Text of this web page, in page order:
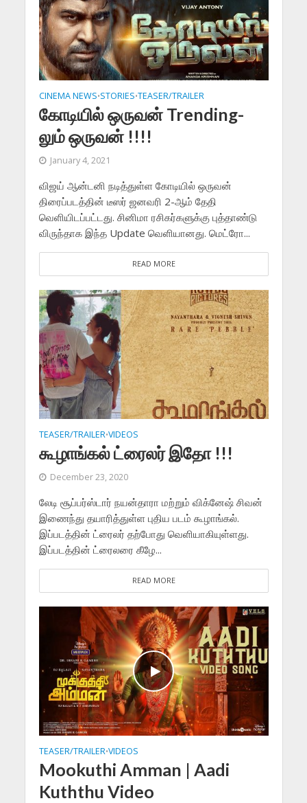
CINEMA NEWS•STORIES•TEASER/TRAILER
கோடியில் ஒருவன் Trending-
லும் ஒருவன் !!!!
January 4, 2021
விஜய் ஆன்டனி நடித்துள்ள கோடியில் ஒருவன்
திரைப்படத்தின் டீஸர் ஜனவரி 2-ஆம் தேதி
வெளியிடப்பட்டது. சினிமா ரசிகர்களுக்கு புத்தாண்டு
விருந்தாக இந்த Update வெளியானது. மெட்ரோ...
READ MORE
TEASER/TRAILER•VIDEOS
கூழாங்கல் ட்ரைலர் இதோ !!!
December 23, 2020
லேடி சூப்பர்ஸ்டார் நயன்தாரா மற்றும் விக்னேஷ் சிவன்
இணைந்து தயாரித்துள்ள புதிய படம் கூழாங்கல்.
இப்படத்தின் ட்ரைலர் தற்போது வெளியாகியுள்ளது.
இப்படத்தின் ட்ரைலரை கீழே...
READ MORE
TEASER/TRAILER•VIDEOS
Mookuthi Amman | Aadi
Kuththu Video